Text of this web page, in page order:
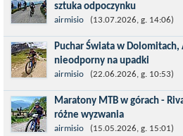
sztuka odpoczynku
Kronplatz King, epicki MTB
włoskich Alpach – łącznie 3000
dystansie 60 km, ze...
airmisio (13.07.2026, g. 14:06)
Puchar Świata w
nieodporny na upadki
Czerwiec w moim planie
wymagający etap i cel
maratonie MTB w Dolomitach...
airmisio (22.06.2026, g. 10:53)
Maratony MTB w górach -
różne wyzwania
Maj to idealny czas, by z
airmisio (15.05.2026, g. 15:01)